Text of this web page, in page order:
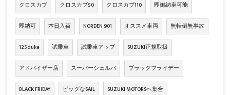
クロスカブ クロスカブ50 クロスカブ110 即御納車可能
即納可 本日入荷 NORDEN 901 オススメ車両 無転倒無事故
125duke 試乗車 試乗車アップ SUZUKI正規取扱
アドバイザー店 スーパーシェルパ ブラックフライデー
BLACK FRIDAY ビッグなSAIL SUZUKI MOTORSへ集合